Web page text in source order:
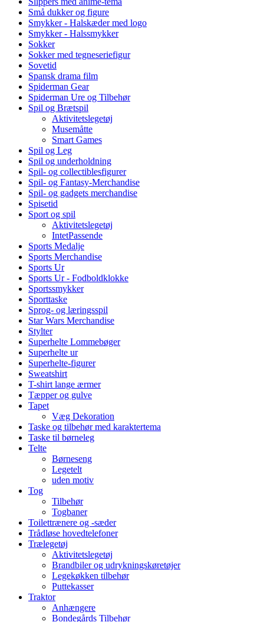
Små dukker og figure
Smykker - Halskæder med logo
Smykker - Halssmykker
Sokker
Sokker med tegneseriefigur
Sovetid
Spansk drama film
Spiderman Gear
Spiderman Ure og Tilbehør
Spil og Brætspil
Aktivitetslegetøj
Musemåtte
Smart Games
Spil og Leg
Spil og underholdning
Spil- og collectiblesfigurer
Spil- og Fantasy-Merchandise
Spil- og gadgets merchandise
Spisetid
Sport og spil
Aktivitetslegetøj
IntetPassende
Sports Medalje
Sports Merchandise
Sports Ur
Sports Ur - Fodboldklokke
Sportssmykker
Sporttaske
Sprog- og læringsspil
Star Wars Merchandise
Stylter
Superhelte Lommebøger
Superhelte ur
Superhelte-figurer
Sweatshirt
T-shirt lange ærmer
Tæpper og gulve
Tapet
Væg Dekoration
Taske og tilbehør med karaktertema
Taske til børneleg
Telte
Børneseng
Legetelt
uden motiv
Tog
Tilbehør
Togbaner
Toilettrænere og -sæder
Trådløse hovedtelefoner
Trælegetøj
Aktivitetslegetøj
Brandbiler og udrykningskøretøjer
Legekøkken tilbehør
Puttekasser
Traktor
Anhængere
Bondegårds Tilbehør